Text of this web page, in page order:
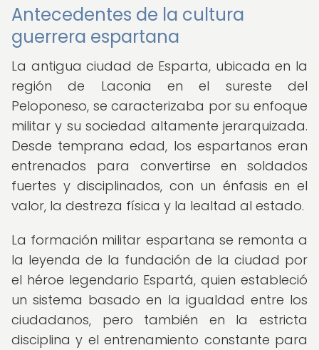
Antecedentes de la cultura
guerrera espartana
La antigua ciudad de Esparta, ubicada en la
región de Laconia en el sureste del
Peloponeso, se caracterizaba por su enfoque
militar y su sociedad altamente jerarquizada.
Desde temprana edad, los espartanos eran
entrenados para convertirse en soldados
fuertes y disciplinados, con un énfasis en el
valor, la destreza física y la lealtad al estado.
La formación militar espartana se remonta a
la leyenda de la fundación de la ciudad por
el héroe legendario Espartá, quien estableció
un sistema basado en la igualdad entre los
ciudadanos, pero también en la estricta
disciplina y el entrenamiento constante para